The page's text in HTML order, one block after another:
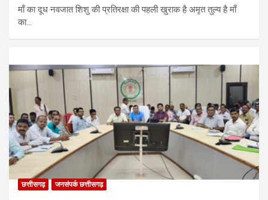
माँ का दूध नवजात शिशु की प्रतिरक्षा की पहली खुराक है अमृत तुल्य है माँ
का…
छत्तीसगढ़ जनसंपर्क छत्तीसगढ़